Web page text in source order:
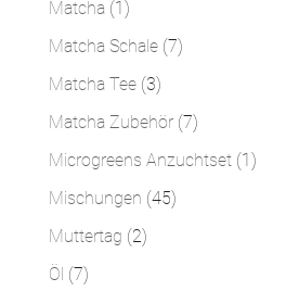
Matcha 11
Produkt
Matcha Schale 77
Matcha Tee 33
Produkte
Matcha Zubehör 77
Produkte
Microgreens Anzuchtset 11
Mischungen 4545
Muttertag 22
Öl 77